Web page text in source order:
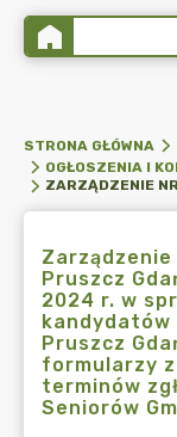
STRONA GŁÓWNA
OGŁOSZENIA I
Pruszcz
2024 r. w
kandydatów
Pruszcz
formularzy
terminów
Seniorów